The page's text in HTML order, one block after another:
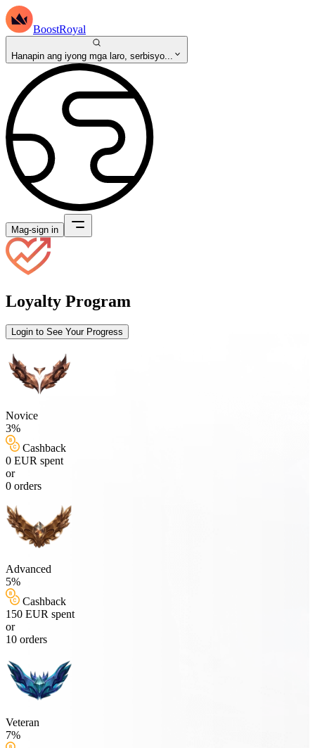
BoostRoyal
Hanapin ang iyong mga laro, serbisyo...
Mag-sign in
Loyalty Program
Login to See Your Progress
Novice
3%
Cashback
0 EUR spent
or
0 orders
Advanced
5%
Cashback
150 EUR spent
or
10 orders
Veteran
7%